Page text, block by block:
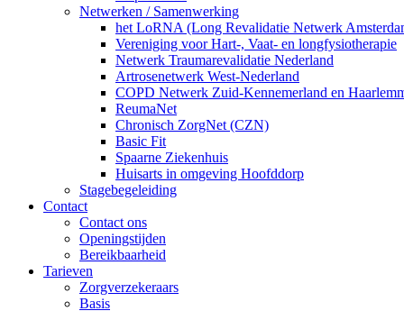
Netwerken / Samenwerking
het LoRNA (Long Revalidatie Netwerk
Vereniging voor Hart-, Vaat- en longfysiotherapie
Netwerk Traumarevalidatie Nederland
Artrosenetwerk West-Nederland
COPD Netwerk Zuid-Kennemerland en
ReumaNet
Chronisch ZorgNet (CZN)
Basic Fit
Spaarne Ziekenhuis
Huisarts in omgeving Hoofddorp
Stagebegeleiding
Contact
Contact ons
Openingstijden
Bereikbaarheid
Tarieven
Zorgverzekeraars
Basis